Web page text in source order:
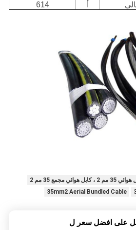
614
35mm2 Aerial Bundled Cable
على افضل سعر ل